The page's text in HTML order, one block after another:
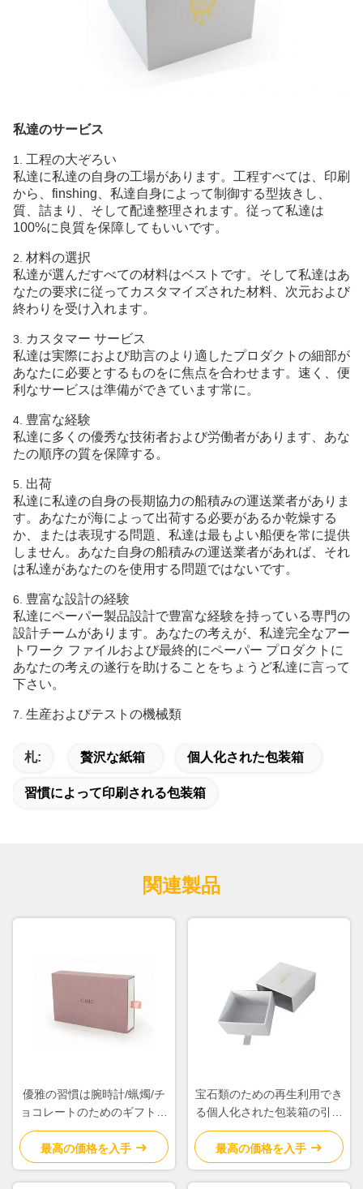
私達のサービス
1. 工程の大ぞろい
私達に私達の自身の工場があります。工程すべては、印刷
から、finshing、私達自身によって制御する型抜きし、
質、詰まり、そして配達整理されます。従って私達は
100%に良質を保障してもいいです。
2. 材料の選択
私達が選んだすべての材料はベストです。そして私達はあ
なたの要求に従ってカスタマイズされた材料、次元および
終わりを受け入れます。
3.
カスタマー サービス
私達は実際におよび助言のより適したプロダクトの細部が
あなたに必要とするものをに焦点を合わせます。速く、便
利なサービスは準備ができています常に。
4. 豊富な経験
私達に多くの優秀な技術者および労働者があります、あな
たの順序の質を保障する。
5. 出荷
私達に私達の自身の長期協力の船積みの運送業者がありま
す。あなたが海によって出荷する必要があるか乾燥する
か、または表現する問題、私達は最もよい船便を常に提供
しません。あなた自身の船積みの運送業者があれば、それ
は私達があなたのを使用する問題ではないです。
6. 豊富な設計の経験
私達にペーパー製品設計で豊富な経験を持っている専門の
設計チームがあります。あなたの考えが、私達完全なアー
トワーク ファイルおよび最終的にペーパー プロダクトに
あなたの考えの遂行を助けることをちょうど私達に言って
下さい。
7. 生産およびテストの機械類
札: 贅沢な紙箱 個人化された包装箱
習慣によって印刷される包装箱
関連製品
優雅の習慣は腕時計/蝋燭/チ
ョコレートのためのギフト用
の箱のボール紙材料を印刷し
ました
最高の価格を入手
宝石類のための再生利用でき
る個人化された包装箱の引出
しの正方形の形
最高の価格を入手